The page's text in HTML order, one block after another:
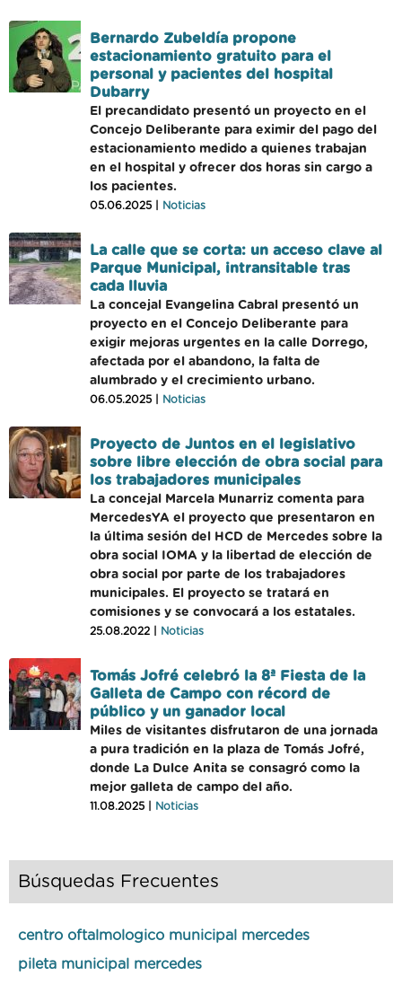
Bernardo Zubeldía propone
estacionamiento gratuito para el
personal y pacientes del hospital
Dubarry
El precandidato presentó un proyecto en el
Concejo Deliberante para eximir del pago del
estacionamiento medido a quienes trabajan
en el hospital y ofrecer dos horas sin cargo a
los pacientes.
05.06.2025 | Noticias
La calle que se corta: un acceso clave al
Parque Municipal, intransitable tras
cada lluvia
La concejal Evangelina Cabral presentó un
proyecto en el Concejo Deliberante para
exigir mejoras urgentes en la calle Dorrego,
afectada por el abandono, la falta de
alumbrado y el crecimiento urbano.
06.05.2025 | Noticias
Proyecto de Juntos en el legislativo
sobre libre elección de obra social para
los trabajadores municipales
La concejal Marcela Munarriz comenta para
MercedesYA el proyecto que presentaron en
la última sesión del HCD de Mercedes sobre la
obra social IOMA y la libertad de elección de
obra social por parte de los trabajadores
municipales. El proyecto se tratará en
comisiones y se convocará a los estatales.
25.08.2022 | Noticias
Tomás Jofré celebró la 8ª Fiesta de la
Galleta de Campo con récord de
público y un ganador local
Miles de visitantes disfrutaron de una jornada
a pura tradición en la plaza de Tomás Jofré,
donde La Dulce Anita se consagró como la
mejor galleta de campo del año.
11.08.2025 | Noticias
Búsquedas Frecuentes
centro oftalmologico municipal mercedes
pileta municipal mercedes